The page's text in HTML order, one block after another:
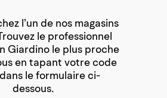
l’un de nos magasins
le professionnel
Giardino le plus proche
en tapant votre code
le formulaire ci-
dessous.